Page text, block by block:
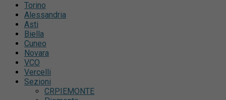
Torino
Alessandria
Asti
Biella
Cuneo
Novara
VCO
Vercelli
Sezioni
CRPIEMONTE